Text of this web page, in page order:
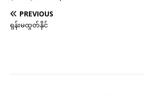
PREVIOUS
ရုန်းမထွတ်နိုင်